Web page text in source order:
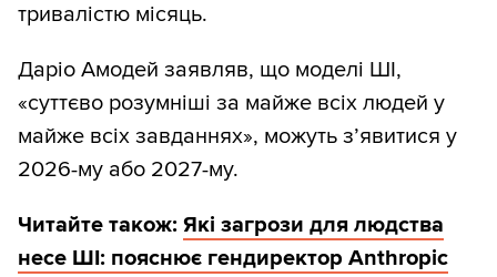
тривалістю місяць.
Даріо Амодей заявляв, що моделі ШІ,
«суттєво розумніші за майже всіх людей у
майже всіх завданнях», можуть з’явитися у
2026-му або 2027-му.
Читайте також: Які загрози для людства
несе ШІ: пояснює гендиректор Anthropic